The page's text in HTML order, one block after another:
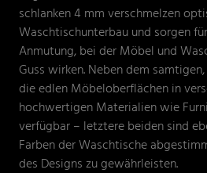
schlanken 4 mm verschmelzen
Waschtischunterbau und sorgen
Anmutung, bei der Möbel und
Guss wirken. Neben dem
die edlen Möbeloberflächen in
hochwertigen Materialien wie
verfügbar – letztere beiden sind
Farben der Waschtische
des Designs zu gewährleisten.